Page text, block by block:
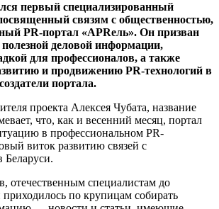
первый специализированный
связям с общественностью,
PR-портал «АPRель». Он призван
деловой информации,
для профессионалов, а также
и продвижению PR-технологий в
портала.
проекта Алексея Чубата, название
что, как и весенний месяц, портал
в профессиональном PR-
виток развитию связей с
Беларуси.
отечественным специалистам до
по крупицам собирать